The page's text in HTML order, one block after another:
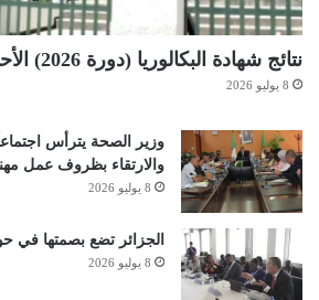
نتائج شهادة البكالوريا (دورة 2026) الأحد المقبل
8 يوليو 2026
وزير الصحة يترأس
والارتقاء بظروف عمل
8 يوليو 2026
الجزائر تضع بصمتها في
8 يوليو 2026